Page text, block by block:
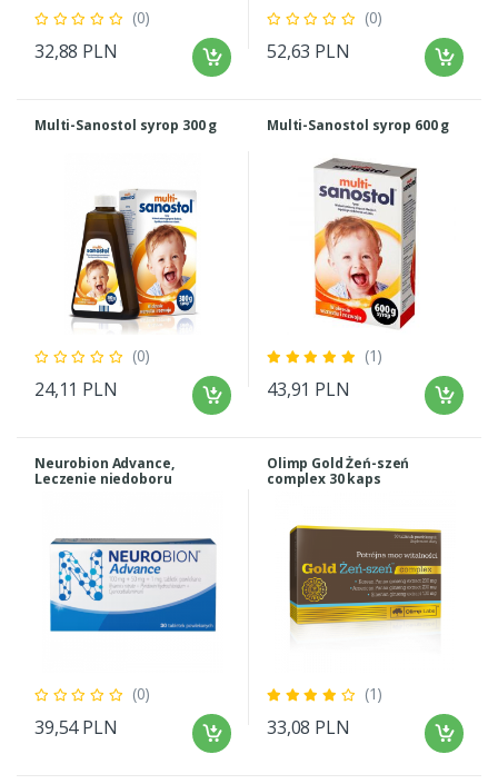
(0)
32,88 PLN
(0)
52,63 PLN
Multi-Sanostol syrop 300 g
(0)
24,11 PLN
Multi-Sanostol syrop 600 g
(1)
43,91 PLN
Neurobion Advance,
Leczenie niedoboru
(0)
39,54 PLN
Olimp Gold Żeń-szeń
complex 30 kaps
(1)
33,08 PLN